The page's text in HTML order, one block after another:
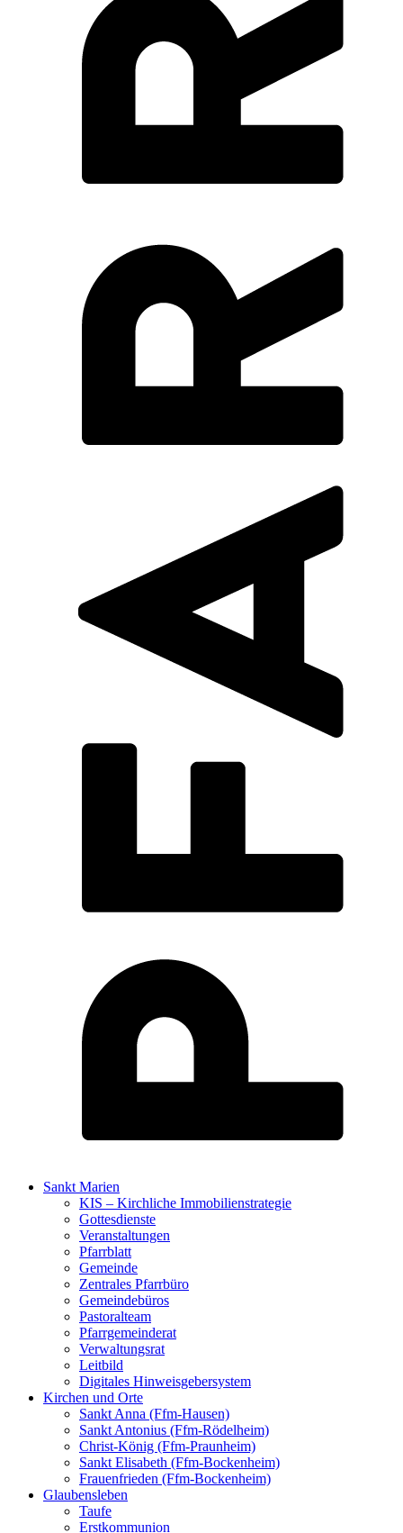
Sankt Marien
KIS – Kirchliche Immobilienstrategie
Gottesdienste
Veranstaltungen
Pfarrblatt
Gemeinde
Zentrales Pfarrbüro
Gemeindebüros
Pastoralteam
Pfarrgemeinderat
Verwaltungsrat
Leitbild
Digitales Hinweisgebersystem
Kirchen und Orte
Sankt Anna (Ffm-Hausen)
Sankt Antonius (Ffm-Rödelheim)
Christ-König (Ffm-Praunheim)
Sankt Elisabeth (Ffm-Bockenheim)
Frauenfrieden (Ffm-Bockenheim)
Glaubensleben
Taufe
Erstkommunion